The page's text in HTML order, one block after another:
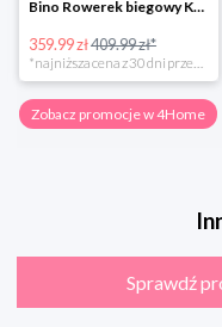
Bino Rowerek biegowy Krecik
359.99 zł409.99 zł*
Zobacz promocje w 4Home
Sprawdź